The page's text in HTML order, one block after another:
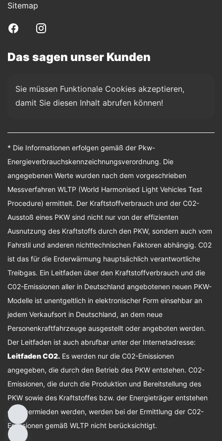
Sitemap
Das sagen unser Kunden
Sie müssen Funktionale Cookies akzeptieren,
damit Sie diesen Inhalt abrufen können!
* Die Informationen erfolgen gemäß der Pkw-
Energieverbrauchskennzeichnungsverordnung. Die
angegebenen Werte wurden nach dem vorgeschrieben
Messverfahren WLTP (World Harmonised Light Vehicles Test
Procedure) ermittelt. Der Kraftstoffverbrauch und der C02-
Ausstoß eines PKW sind nicht nur von der effizienten
Ausnutzung des Kraftstoffs durch den PKW, sondern auch vom
Fahrstil und anderen nichttechnischen Faktoren abhängig. C02
ist das für die Erderwärmung hauptsächlich verantwortliche
Treibgas. Ein Leitfaden über den Kraftstoffverbrauch und die
C02-Emissionen aller in Deutschland angebotenen neuen PKW-
Modelle ist unentgeltlich in elektronischer Form einsehbar an
jedem Verkaufsort in Deutschland, an dem neue
Personenkraftfahrzeuge ausgestellt oder angeboten werden.
Der Leitfaden ist auch abrufbar unter der Internetadresse:
Leitfaden CO2. Es werden nur die C02-Emissionen
angegeben, die durch den Betrieb des PKW entstehen. C02-
Emissionen, die durch die Produktion und Bereitstellung des
PKW sowie des Kraftstoffes bzw. der Energieträger entstehen
oder vermieden werden, werden bei der Ermittlung der C02-
Emissionen gemäß WLTP nicht berücksichtigt.